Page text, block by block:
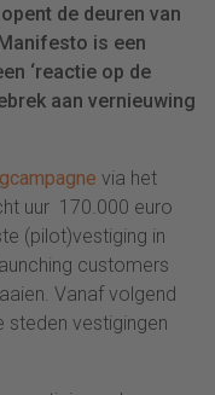
de deuren van
is een
‘reactie op de
aan vernieuwing
via het
uur 170.000 euro
(pilot)vestiging in
customers
Vanaf volgend
steden vestigingen